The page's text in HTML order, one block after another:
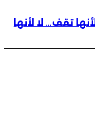
تقف… لا لأنها